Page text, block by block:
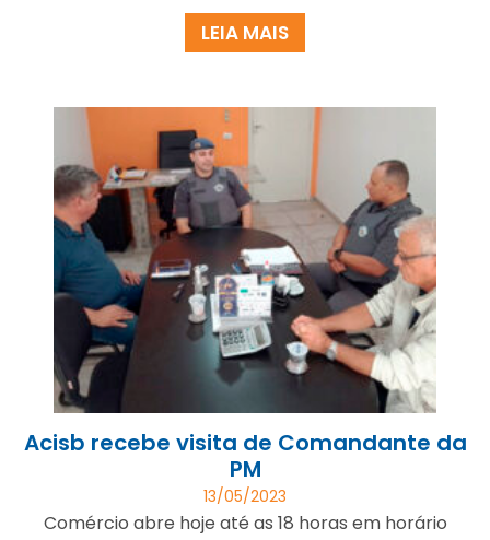
LEIA MAIS
Acisb recebe visita de Comandante da
PM
13/05/2023
Comércio abre hoje até as 18 horas em horário